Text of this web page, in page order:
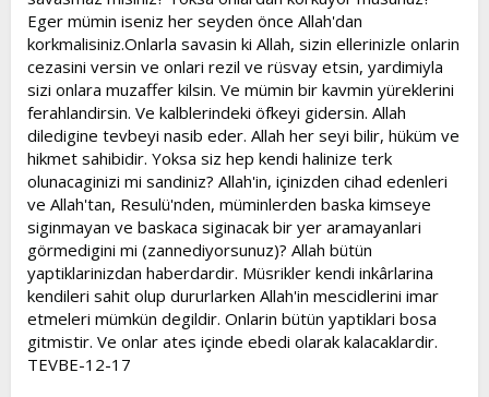
Eger mümin iseniz her seyden önce Allah'dan
korkmalisiniz.Onlarla savasin ki Allah, sizin ellerinizle onlarin
cezasini versin ve onlari rezil ve rüsvay etsin, yardimiyla
sizi onlara muzaffer kilsin. Ve mümin bir kavmin yüreklerini
ferahlandirsin. Ve kalblerindeki öfkeyi gidersin. Allah
diledigine tevbeyi nasib eder. Allah her seyi bilir, hüküm ve
hikmet sahibidir. Yoksa siz hep kendi halinize terk
olunacaginizi mi sandiniz? Allah'in, içinizden cihad edenleri
ve Allah'tan, Resulü'nden, müminlerden baska kimseye
siginmayan ve baskaca siginacak bir yer aramayanlari
görmedigini mi (zannediyorsunuz)? Allah bütün
yaptiklarinizdan haberdardir. Müsrikler kendi inkârlarina
kendileri sahit olup dururlarken Allah'in mescidlerini imar
etmeleri mümkün degildir. Onlarin bütün yaptiklari bosa
gitmistir. Ve onlar ates içinde ebedi olarak kalacaklardir.
TEVBE-12-17